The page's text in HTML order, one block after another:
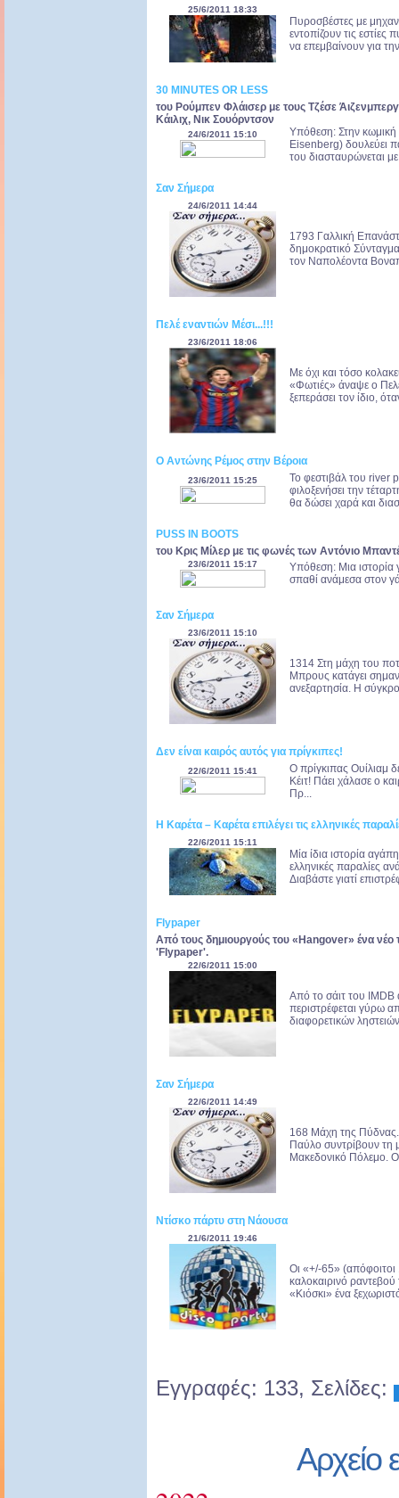
25/6/2011 18:33
Πυροσβέστες με
εντοπίζουν τις
να επεμβαίνουν για
30 MINUTES OR LESS
του Ρούμπεν Φλάισερ με τους Τζέσε
Κάιλιχ, Νικ Σουόρντσον
24/6/2011 15:10
Υπόθεση: Στην
Eisenberg) δουλεύει
του διασταυρώνεται
Σαν Σήμερα
24/6/2011 14:44
1793 Γαλλική
δημοκρατικό
τον Ναπολέοντα
Πελέ εναντιών Μέσι...!!!
23/6/2011 18:06
Με όχι και τόσο
«Φωτιές» άναψε ο
ξεπεράσει τον ίδιο,
O Aντώνης Ρέμος στην Βέροια
23/6/2011 15:25
Το φεστιβάλ του river
φιλοξενήσει την
θα δώσει χαρά και
PUSS IN BOOTS
του Κρις Μίλερ με τις φωνές των Αντόνιο
23/6/2011 15:17
Υπόθεση: Μια ιστορία
σπαθί ανάμεσα στον
Σαν Σήμερα
23/6/2011 15:10
1314 Στη μάχη του
Μπρους κατάγει
ανεξαρτησία. Η
Δεν είναι καιρός αυτός για πρίγκιπες!
22/6/2011 15:41
Ο πρίγκιπας Ουίλιαμ
Κέιτ! Πάει χάλασε ο
Πρ...
Η Καρέτα – Καρέτα επιλέγει τις ελληνικές
22/6/2011 15:11
Μία ίδια ιστορία
ελληνικές παραλίες
Διαβάστε γιατί
Flypaper
Από τους δημιουργούς του «Hangover» ένα νέο
'Flypaper'.
22/6/2011 15:00
Από το σάιτ του IMDB
περιστρέφεται γύρω
διαφορετικών
Σαν Σήμερα
22/6/2011 14:49
168 Μάχη της Πύδνας.
Παύλο συντρίβουν τη
Μακεδονικό Πόλεμο. Ο
Ντίσκο πάρτυ στη Νάουσα
21/6/2011 19:46
Οι «+/-65» (απόφοιτοι
καλοκαιρινό
«Κιόσκι» ένα
Εγγραφές: 133, Σελίδες:
Αρχείο